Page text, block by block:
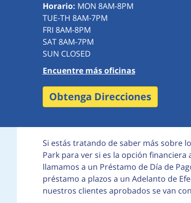
Horario: MON 8AM-8PM
TUE-TH 8AM-7PM
FRI 8AM-8PM
SAT 8AM-7PM
SUN CLOSED
Encuentre más oficinas
Obtenga Direcciones
Si estás tratando de saber más sobre
Park para ver si es la opción
llamamos a un Préstamo de Día de
préstamo a plazos a un Adelanto de
nuestros clientes aprobados se van